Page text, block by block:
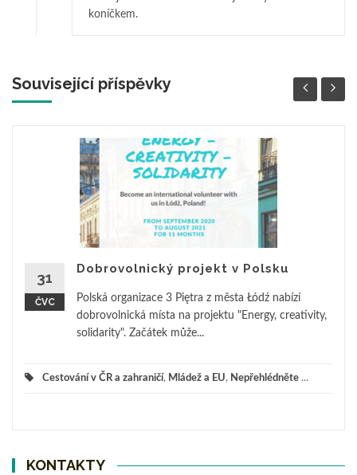
koníčkem.
Související příspěvky
31
ČVC
Dobrovolnický projekt v Polsku
Polská organizace 3 Piętra z města Łódź nabízí
dobrovolnická místa na projektu "Energy, creativity,
solidarity". Začátek může...
Cestování v ČR a zahraničí, Mládež a EU, Nepřehlédněte ...
KONTAKTY